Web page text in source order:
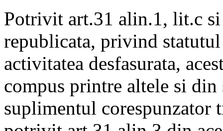
Potrivit art.31 alin.1, lit.c
republicata, privind
activitatea desfasurata,
compus printre altele si
suplimentul corespunzator